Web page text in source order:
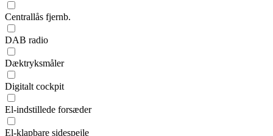
Centrallås fjernb.
DAB radio
Dæktryksmåler
Digitalt cockpit
El-indstillede forsæder
El-klapbare sidespejle